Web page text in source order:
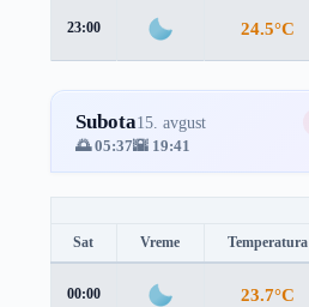
23:00 24.5°C
Subota15. avgust
🌅 05:37🌇 19:41
Sat Vreme Temperatura
00:00 23.7°C